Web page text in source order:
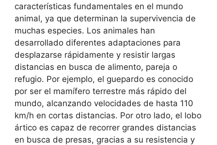
características fundamentales en el mundo
animal, ya que determinan la supervivencia de
muchas especies. Los animales han
desarrollado diferentes adaptaciones para
desplazarse rápidamente y resistir largas
distancias en busca de alimento, pareja o
refugio. Por ejemplo, el guepardo es conocido
por ser el mamífero terrestre más rápido del
mundo, alcanzando velocidades de hasta 110
km/h en cortas distancias. Por otro lado, el lobo
ártico es capaz de recorrer grandes distancias
en busca de presas, gracias a su resistencia y